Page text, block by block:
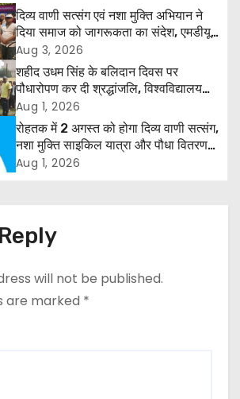
दिव्य वाणी सत्संग एवं नशा मुक्ति अभियान ने
दिया समाज को जागरूकता का संदेश, एमडीयू
रोहतक में हजारों लोगों ने लिया संकल्प
Aug 3, 2026
शहीद उधम सिंह के बलिदान दिवस पर
पौधारोपण कर दी श्रद्धांजलि, विश्वविद्यालय
और राजपत्रित अवकाश बहाल करने की उठी
मांग
Aug 1, 2026
रोहतक में 2 अगस्त को होगा दिव्य वाणी सत्संग,
नशा मुक्ति साइकिल यात्रा और पौधा वितरण
कार्यक्रम
Aug 1, 2026
will not be published.
are marked *